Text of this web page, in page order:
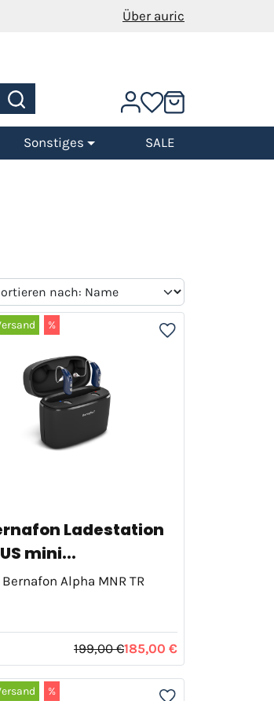
Über auric
Sonstiges SALE
%
Ladestation
mini...
Alpha MNR TR
199,00 €185,00 €
%